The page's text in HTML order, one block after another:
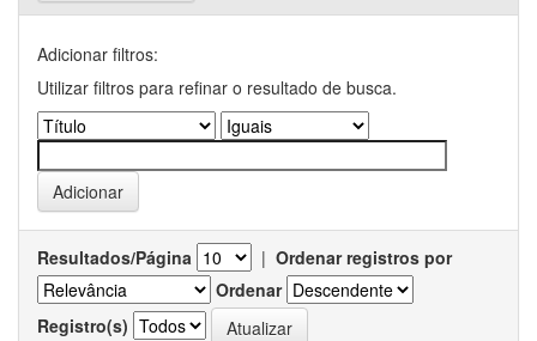
Adicionar filtros:
Utilizar filtros para refinar o resultado de busca.
Resultados/Página | Ordenar registros por
Ordenar
Registro(s)